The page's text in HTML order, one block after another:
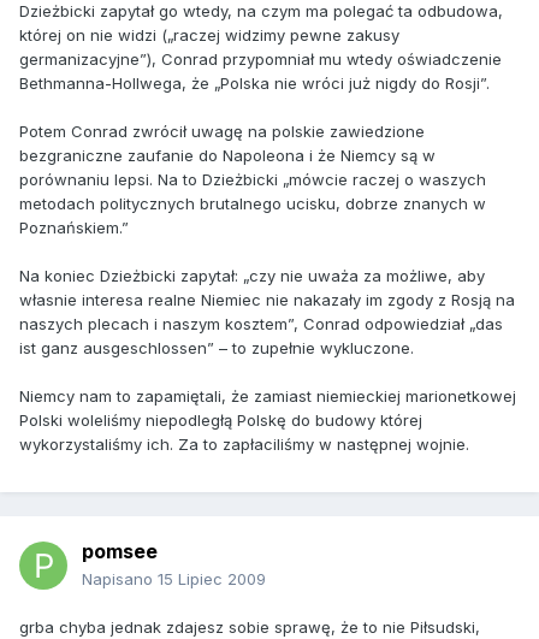
Dzieżbicki zapytał go wtedy, na czym ma polegać ta odbudowa,
której on nie widzi („raczej widzimy pewne zakusy
germanizacyjne”), Conrad przypomniał mu wtedy oświadczenie
Bethmanna-Hollwega, że „Polska nie wróci już nigdy do Rosji”.
Potem Conrad zwrócił uwagę na polskie zawiedzione
bezgraniczne zaufanie do Napoleona i że Niemcy są w
porównaniu lepsi. Na to Dzieżbicki „mówcie raczej o waszych
metodach politycznych brutalnego ucisku, dobrze znanych w
Poznańskiem.”
Na koniec Dzieżbicki zapytał: „czy nie uważa za możliwe, aby
własnie interesa realne Niemiec nie nakazały im zgody z Rosją na
naszych plecach i naszym kosztem”, Conrad odpowiedział „das
ist ganz ausgeschlossen” – to zupełnie wykluczone.
Niemcy nam to zapamiętali, że zamiast niemieckiej marionetkowej
Polski woleliśmy niepodległą Polskę do budowy której
wykorzystaliśmy ich. Za to zapłaciliśmy w następnej wojnie.
pomsee
Napisano 15 Lipiec 2009
grba chyba jednak zdajesz sobie sprawę, że to nie Piłsudski,